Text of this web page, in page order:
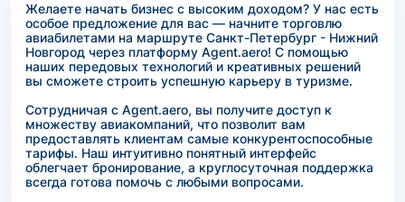
Желаете начать бизнес с высоким доходом? У нас есть
особое предложение для вас — начните торговлю
авиабилетами на маршруте Санкт-Петербург - Нижний
Новгород через платформу Agent.aero! С помощью
наших передовых технологий и креативных решений
вы сможете строить успешную карьеру в туризме.
Сотрудничая с Agent.aero, вы получите доступ к
множеству авиакомпаний, что позволит вам
предоставлять клиентам самые конкурентоспособные
тарифы. Наш интуитивно понятный интерфейс
облегчает бронирование, а круглосуточная поддержка
всегда готова помочь с любыми вопросами.